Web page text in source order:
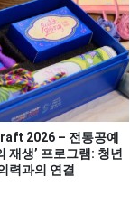
2026 – 전통공예
재생’ 프로그램: 청년
력과의 연결